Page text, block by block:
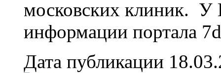
московских клиник.
информации портала
Дата публикации